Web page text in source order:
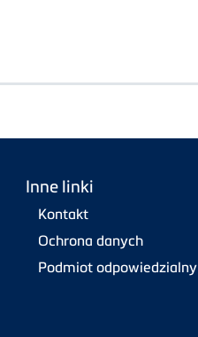
Inne linki
Kontakt
Ochrona danych
Podmiot odpowiedzialny